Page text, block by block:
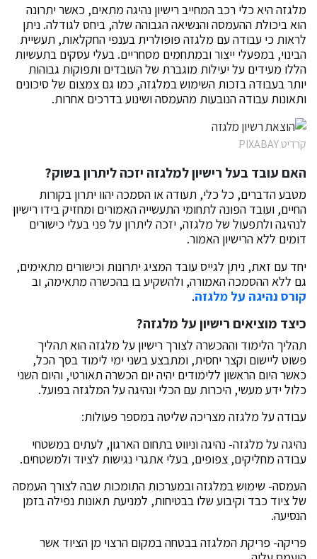
מלגזה היא כלי רכב המחייב רישיון נהיגה מתאים, כאשר יתרונה
הוא ביכולת ההעמסה והנשיאה הגבוהה שלה, ביחס לגודלה. ניתן
לראות כי עבודה עם מלגזה פופולרית בענפי החקלאות, תעשיית
הבינוי, במפעלי ייצור ובמתחמים מסחריים. בעלי עסקים בתעשיות
הללו מעידים על יעילות מוגברת של העובדים ותפוקות גבוהות
יותר בעבודה בזכות השימוש במלגזה, כמו גם צמצום של סיכונים
ותאונות עבודה הנובעות מהעמסה ושינוע בדרכים אחרות.
קרדיט PIXABAY
האם עובד בעל רישיון למלגזה יזכה ליתרון בשוק?
מטבע הדברים, כל כלי, תעודה או הסמכה יהוו יתרון בקורות
החיים, ועובד הפונה לתחומי התעשייה האמורים ומחזיק בידו רישיון
לנהיגה ולתפעול של מלגזה, יזכה ליתרון על פני בעלי כישורים
דומים ללא הרישיון האמור.
יחד עם זאת, ניתן לגייס עובד המציג יתרונות וכישורים מתאימים,
גם ללא ההסמכה האמורה, ולהשקיע בו בהכשרה מתאימה, וב
קורס נהיגה על מלגזה.
כיצד מוציאים רישיון על מלגזה?
תהליך הלימוד וההכשרה לצורך רישיון על מלגזה הוא תהליך
פשוט ליישום וקצר יחסית, ומתבצע בשני ימי לימוד בסך הכל,
כאשר היום הראשון ללימודים יהיה יום הכשרה תאורטי, והיום השני
כלול ידע מעשי, היכרות עם הכלי ונהיגה על המלגזה בפועל.
עבודה על מלגזה מצריכה שליטה במספר פעולות:
נהיגה על מלגזה- נהיגה וניווט בתחום הארגון, לעתים במשטחי
עבודה מחליקים, צפופים, בעלי אתגרי נגישות לציוד ולמשטחים.
העמסה- שימוש במלגזה ובמערכות התומכות שבה לצורך העמסה
של ציוד כבד וקיבוע שלו בבטיחות, למניעת תאונות נפילה בזמן
הנסיעה.
פריקה- פריקת המלגזה בבטחה במקום הרצוי מן הציוד אשר